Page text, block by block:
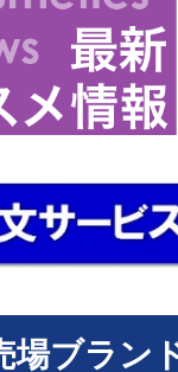
場ブラン